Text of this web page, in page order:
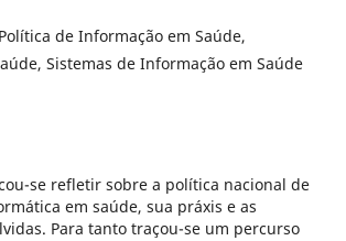
Política de Informação em Saúde,
Sistemas de Informação em Saúde
se refletir sobre a política nacional de
em saúde, sua práxis e as
Para tanto traçou-se um percurso